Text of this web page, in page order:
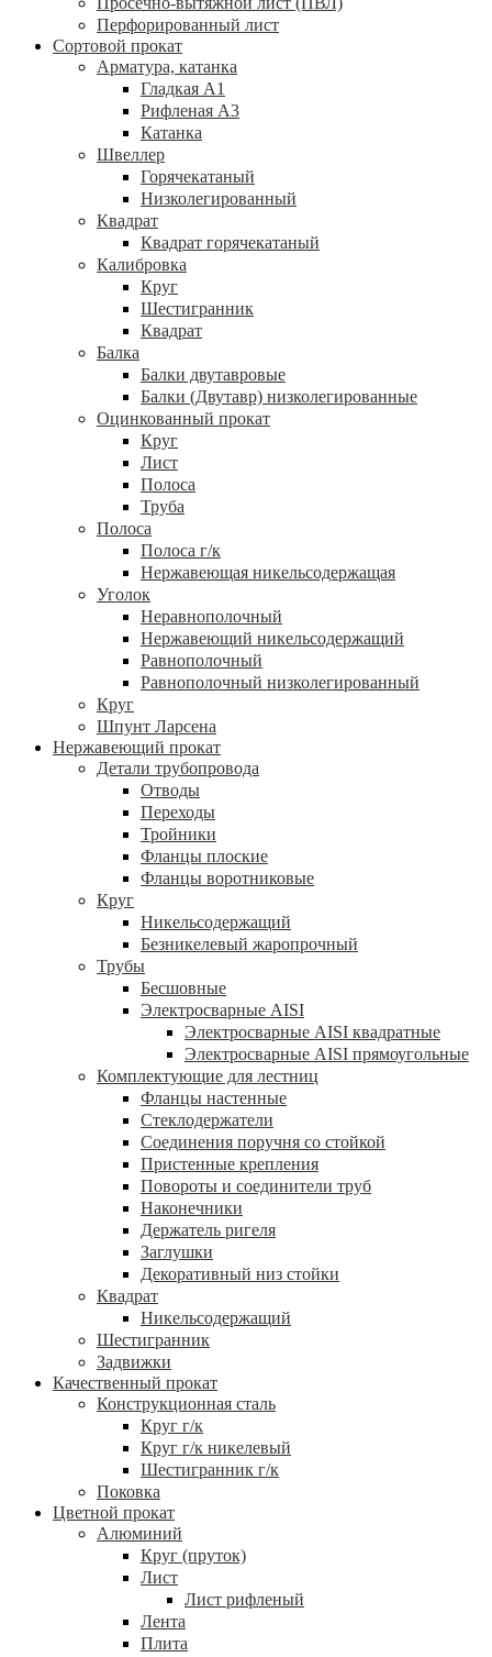
Перфорированный лист
Сортовой прокат
Арматура, катанка
Гладкая А1
Рифленая А3
Катанка
Швеллер
Горячекатаный
Низколегированный
Квадрат
Квадрат горячекатаный
Калибровка
Круг
Шестигранник
Квадрат
Балка
Балки двутавровые
Балки (Двутавр) низколегированные
Оцинкованный прокат
Круг
Лист
Полоса
Труба
Полоса
Полоса г/к
Нержавеющая никельсодержащая
Уголок
Неравнополочный
Нержавеющий никельсодержащий
Равнополочный
Равнополочный низколегированный
Круг
Шпунт Ларсена
Нержавеющий прокат
Детали трубопровода
Отводы
Переходы
Тройники
Фланцы плоские
Фланцы воротниковые
Круг
Никельсодержащий
Безникелевый жаропрочный
Трубы
Бесшовные
Электросварные AISI
Электросварные AISI квадратные
Электросварные AISI прямоугольные
Комплектующие для лестниц
Фланцы настенные
Стеклодержатели
Соединения поручня со стойкой
Пристенные крепления
Повороты и соединители труб
Наконечники
Держатель ригеля
Заглушки
Декоративный низ стойки
Квадрат
Никельсодержащий
Шестигранник
Задвижки
Качественный прокат
Конструкционная сталь
Круг г/к
Круг г/к никелевый
Шестигранник г/к
Поковка
Цветной прокат
Алюминий
Круг (пруток)
Лист
Лист рифленый
Лента
Плита